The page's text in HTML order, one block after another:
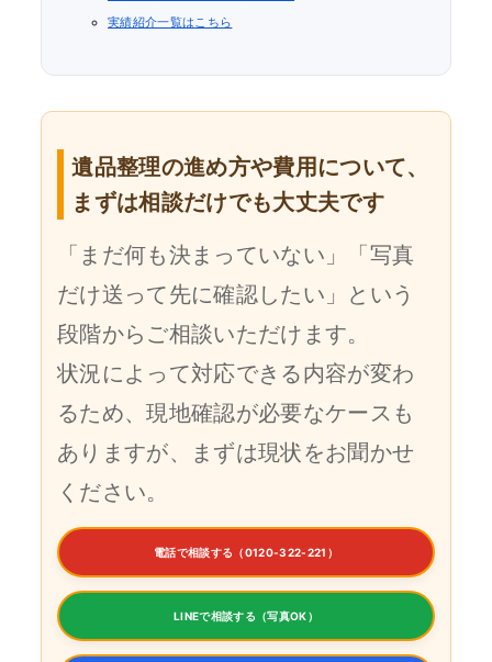
実績紹介一覧はこちら
遺品整理の進め方や費用について、
まずは相談だけでも大丈夫です
「まだ何も決まっていない」「写真
だけ送って先に確認したい」という
段階からご相談いただけます。
状況によって対応できる内容が変わ
るため、現地確認が必要なケースも
ありますが、まずは現状をお聞かせ
ください。
電話で相談する（0120-322-221）
LINEで相談する（写真OK）